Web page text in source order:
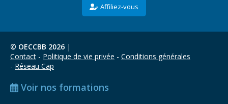
Affiliez-vous
© OECCBB 2026 |
Contact
Politique de vie privée
Conditions générales
Réseau Cap
Voir nos formations